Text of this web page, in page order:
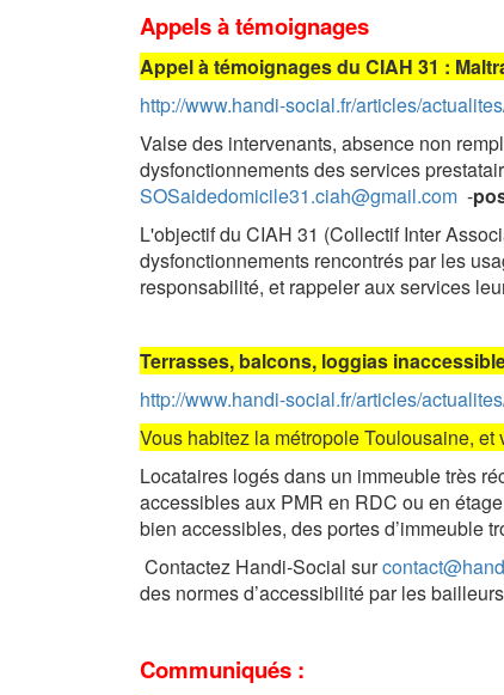
Appels à témoignages
Appel à témoignages du CIAH 31 :
http://www.handi-social.fr/articles/
Valse des intervenants, absence non
dysfonctionnements des services
SOSaidedomicile31.ciah@gmail.com -
L'objectif du CIAH 31 (Collectif Inter
dysfonctionnements rencontrés par les
responsabilité, et rappeler aux services
Terrasses, balcons, loggias
http://www.handi-social.fr/articles/
Vous habitez la métropole Toulousaine,
Locataires logés dans un immeuble très
accessibles aux PMR en RDC ou en
bien accessibles, des portes d’immeuble
Contactez Handi-Social sur
des normes d’accessibilité par les
Communiqués :